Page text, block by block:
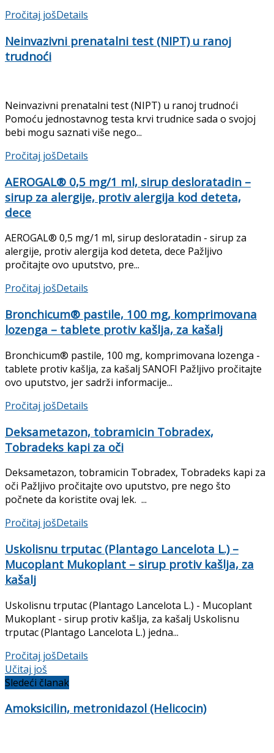
Pročitaj jošDetails
Neinvazivni prenatalni test (NIPT) u ranoj
trudnoći
Neinvazivni prenatalni test (NIPT) u ranoj trudnoći
Pomoću jednostavnog testa krvi trudnice sada o svojoj
bebi mogu saznati više nego...
Pročitaj jošDetails
AEROGAL® 0,5 mg/1 ml, sirup desloratadin –
sirup za alergije, protiv alergija kod deteta,
dece
AEROGAL® 0,5 mg/1 ml, sirup desloratadin - sirup za
alergije, protiv alergija kod deteta, dece Pažljivo
pročitajte ovo uputstvo, pre...
Pročitaj jošDetails
Bronchicum® pastile, 100 mg, komprimovana
lozenga – tablete protiv kašlja, za kašalj
Bronchicum® pastile, 100 mg, komprimovana lozenga -
tablete protiv kašlja, za kašalj SANOFI Pažljivo pročitajte
ovo uputstvo, jer sadrži informacije...
Pročitaj jošDetails
Deksametazon, tobramicin Tobradex,
Tobradeks kapi za oči
Deksametazon, tobramicin Tobradex, Tobradeks kapi za
oči Pažljivo pročitajte ovo uputstvo, pre nego što
počnete da koristite ovaj lek. ...
Pročitaj jošDetails
Uskolisnu trputac (Plantago Lancelota L.) –
Mucoplant Mukoplant – sirup protiv kašlja, za
kašalj
Uskolisnu trputac (Plantago Lancelota L.) - Mucoplant
Mukoplant - sirup protiv kašlja, za kašalj Uskolisnu
trputac (Plantago Lancelota L.) jedna...
Pročitaj jošDetails
Učitaj još
Sledeći članak
Amoksicilin, metronidazol (Helicocin)